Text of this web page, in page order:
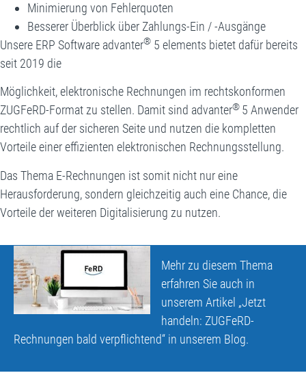
Minimierung von Fehlerquoten
Besserer Überblick über Zahlungs-Ein / -Ausgänge
Unsere ERP Software advanter® 5 elements bietet dafür bereits
seit 2019 die
Möglichkeit, elektronische Rechnungen im rechtskonformen
ZUGFeRD-Format zu stellen. Damit sind advanter® 5 Anwender
rechtlich auf der sicheren Seite und nutzen die kompletten
Vorteile einer effizienten elektronischen Rechnungsstellung.
Das Thema E-Rechnungen ist somit nicht nur eine
Herausforderung, sondern gleichzeitig auch eine Chance, die
Vorteile der weiteren Digitalisierung zu nutzen.
Mehr zu diesem Thema
erfahren Sie auch in
unserem Artikel „Jetzt
handeln: ZUGFeRD-
Rechnungen bald verpflichtend“ in unserem Blog.